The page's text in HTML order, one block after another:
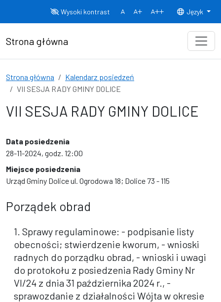
Wysoki kontrast
Normalny rozmiar czcionki
Rozmiar czcionki 150% Rozmiar
Język
Strona główna
Strona główna
Kalendarz posiedzeń
VII SESJA RADY GMINY DOLICE
VII SESJA RADY GMINY DOLICE
Data posiedzenia
28-11-2024, godz. 12:00
Miejsce posiedzenia
Urząd Gminy Dolice ul. Ogrodowa 18; Dolice 73 - 115
Porządek obrad
1. Sprawy regulaminowe: - podpisanie listy
obecności; stwierdzenie kworum, - wnioski
radnych do porządku obrad, - wnioski i uwagi
do protokołu z posiedzenia Rady Gminy Nr
VI/24 z dnia 31 października 2024 r., -
sprawozdanie z działalności Wójta w okresie